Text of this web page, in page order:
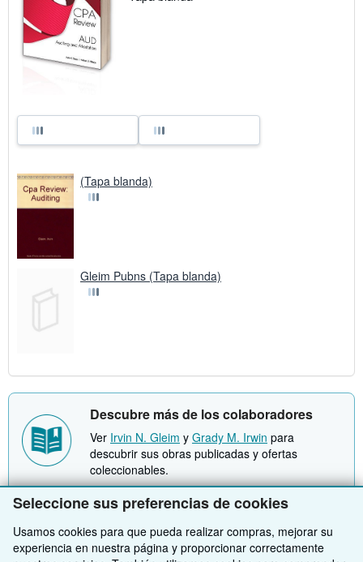
Seleccione sus preferencias de cookies
Usamos cookies para que pueda realizar compras, mejorar su
experiencia en nuestra página y proporcionar correctamente
(Tapa blanda)
Gleim Pubns (Tapa blanda)
Descubre más de los colaboradores
Ver Irvin N. Gleim y Grady M. Irwin para
descubrir sus obras publicadas y ofertas
coleccionables.